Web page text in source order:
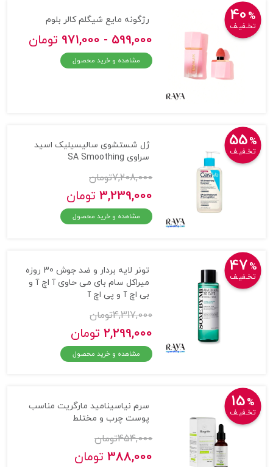
40 %
تخـفیـف
رژگونه مایع شیگلم کالر بلوم
599,000 - 971,000 تومان
مشاهده و خرید محصول
55%
تخـفیـف
ژل شستشوی سالیسیلیک اسید
سراوی SA Smoothing
7,208,000تومان
3,239,000 تومان
مشاهده و خرید محصول
47%
تخـفیـف
تونر لایه بردار و ضد جوش 30 روزه
میراکل سام بای می حاوی آ اچ آ و
بی اچ آ و پی اچ آ
4,317,000تومان
2,299,000 تومان
مشاهده و خرید محصول
15%
تخـفیـف
سرم نیاسینامید مارگریت مناسب
پوست چرب و مختلط
454,000تومان
388,000 تومان